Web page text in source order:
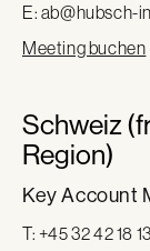
E: ab@hubsch-
Meeting buchen
Schweiz
Region)
Key Account
T: +45 32 42 18 13